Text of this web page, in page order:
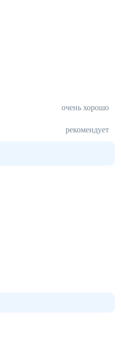
очень хорошо
рекомендует